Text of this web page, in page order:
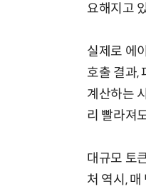
요해지고
실제로 에
호출 결과,
계산하는
리 빨라져
대규모 토
처 역시,